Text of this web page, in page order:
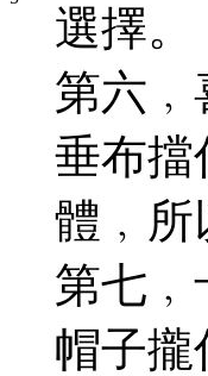
選擇。
第六﹐
垂布擋
體﹐所
第七﹐
帽子攏